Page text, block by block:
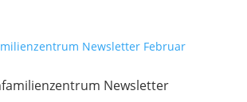
Newsletter